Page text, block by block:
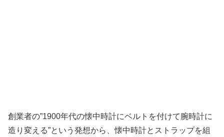
創業者の”1900年代の懐中時計にベルトを付けて腕時計に
造り変える”という発想から、懐中時計とストラップを組